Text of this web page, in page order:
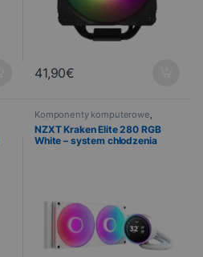
41,90€
Komponenty komputerowe,
Informatyka Chłodzenie
NZXT Kraken Elite 280 RGB
White – system chłodzenia